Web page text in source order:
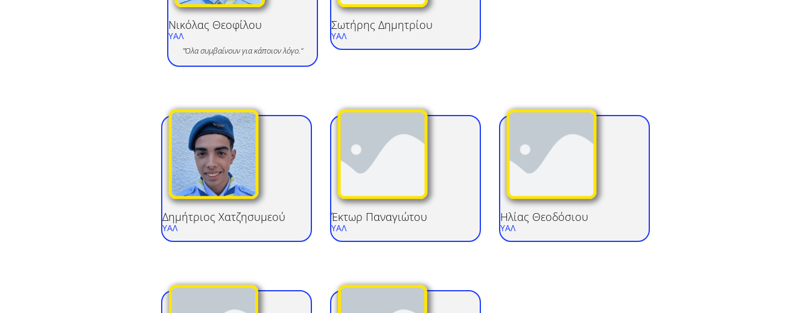
Νικόλας Θεοφίλου
ΥΑΛ
"Όλα συμβαίνουν για κάποιον λόγο."
Σωτήρης Δημητρίου
ΥΑΛ
Δημήτριος Χατζησυμεού
ΥΑΛ
Έκτωρ Παναγιώτου
ΥΑΛ
Ηλίας Θεοδόσιου
ΥΑΛ